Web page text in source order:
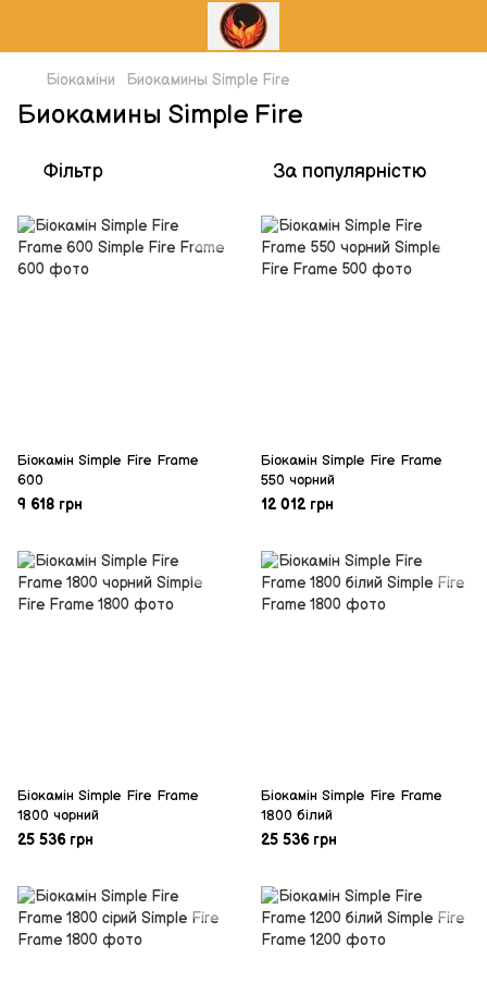
Біокаміни Биокамины Simple Fire
Биокамины Simple Fire
Фільтр За популярністю
Біокамін Simple Fire Frame
600
9 618 грн
Біокамін Simple Fire Frame
550 чорний
12 012 грн
Біокамін Simple Fire Frame
1800 чорний
25 536 грн
Біокамін Simple Fire Frame
1800 білий
25 536 грн